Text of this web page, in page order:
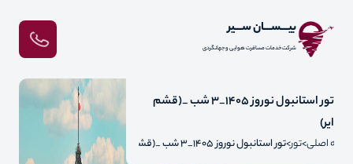
بیـــســـان ســـیر
شرکت خدمات مسافرت هوایی و جهانگردی
تور استانبول نوروز 1405_3 شب _(قشم
ایر)
اصلی تور تور استانبول نوروز 1405_3 شب _(قشم ایر)